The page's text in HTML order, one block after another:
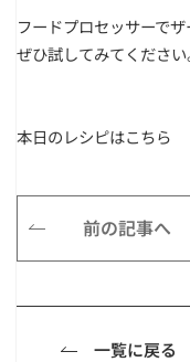
フードプロセッサーで
ぜひ試してみてください
本日のレシピはこちら
前の記事へ
一覧に戻る